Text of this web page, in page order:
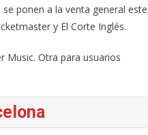
ponen a la venta general este
y El Corte Inglés.
Music. Otra para usuarios